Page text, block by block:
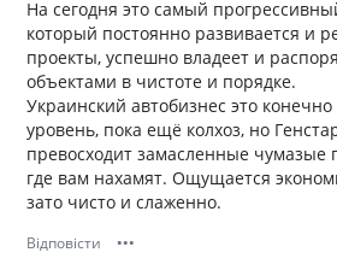
На сегодня это самый
который постоянно развивается и
проекты, успешно владеет и
объектами в чистоте и порядке.
Украинский автобизнес это
уровень, пока ещё колхоз, но
превосходит замасленные
где вам нахамят. Ощущается
зато чисто и слаженно.
Відповісти •••